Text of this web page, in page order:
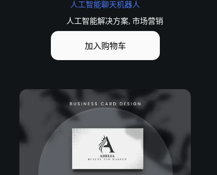
人工智能聊天机器人
人工智能解决方案,市场营销
加入购物车